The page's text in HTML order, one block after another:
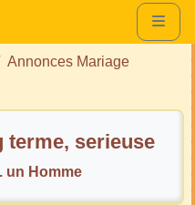
Annonces Mariage
terme, serieuse
un Homme